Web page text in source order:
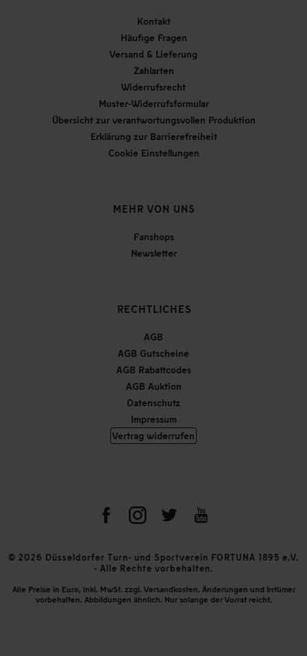
Kontakt
Häufige Fragen
Versand & Lieferung
Zahlarten
Widerrufsrecht
Muster-Widerrufsformular
Übersicht zur verantwortungsvollen Produktion
Erklärung zur Barrierefreiheit
Cookie Einstellungen
MEHR VON UNS
Fanshops
Newsletter
RECHTLICHES
AGB
AGB Gutscheine
AGB Rabattcodes
AGB Auktion
Datenschutz
Impressum
Vertrag widerrufen
© 2026 Düsseldorfer Turn- und Sportverein FORTUNA 1895 e.V.
- Alle Rechte vorbehalten.
Alle Preise in Euro, inkl. MwSt. zzgl. Versandkosten. Änderungen und Irrtümer
vorbehalten. Abbildungen ähnlich. Nur solange der Vorrat reicht.